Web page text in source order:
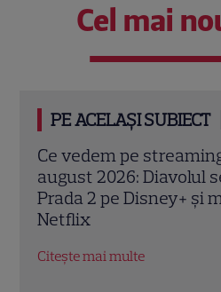
Cel mai
PE ACELAȘI SUBIECT
Josh Hartnett revine
thrillerul „Below”!
premiile Emmy și noul